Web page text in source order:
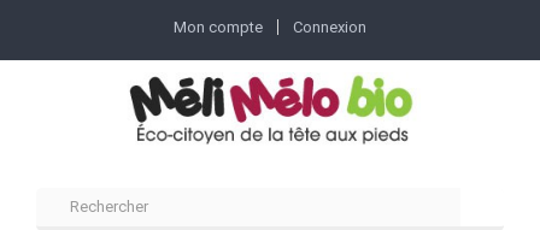
Mon compte Connexion